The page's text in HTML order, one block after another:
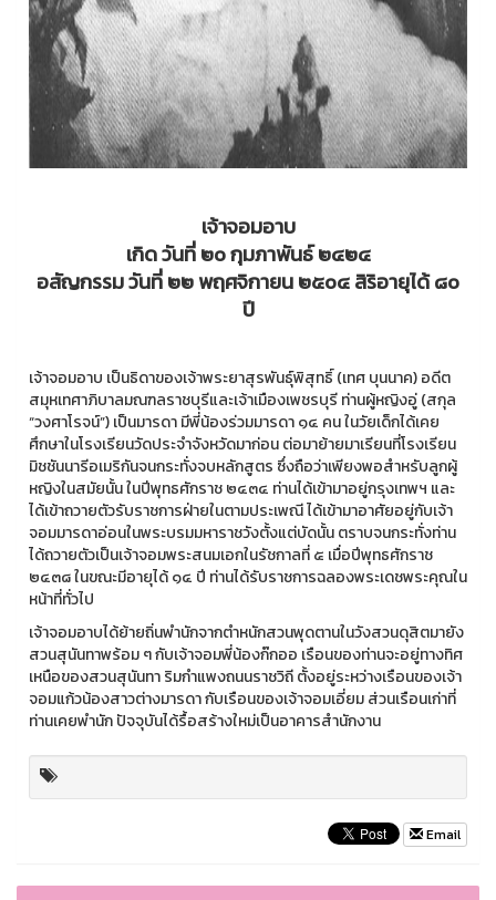
เจ้าจอมอาบ
เกิด วันที่ ๒๐ กุมภาพันธ์ ๒๔๒๔
อสัญกรรม วันที่ ๒๒ พฤศจิกายน ๒๕๐๔ สิริอายุได้ ๘๐
ปี
เจ้าจอมอาบ เป็นธิดาของเจ้าพระยาสุรพันธุ์พิสุทธิ์ (เทศ บุนนาค) อดีต
สมุหเทศาภิบาลมณฑลราชบุรีและเจ้าเมืองเพชรบุรี ท่านผู้หญิงอู่ (สกุล
“วงศาโรจน์”) เป็นมารดา มีพี่น้องร่วมมารดา ๑๔ คน ในวัยเด็กได้เคย
ศึกษาในโรงเรียนวัดประจำจังหวัดมาก่อน ต่อมาย้ายมาเรียนที่โรงเรียน
มิชชันนารีอเมริกันจนกระทั่งจบหลักสูตร ซึ่งถือว่าเพียงพอสำหรับลูกผู้
หญิงในสมัยนั้น ในปีพุทธศักราช ๒๔๓๔ ท่านได้เข้ามาอยู่กรุงเทพฯ และ
ได้เข้าถวายตัวรับราชการฝ่ายในตามประเพณี ได้เข้ามาอาศัยอยู่กับเจ้า
จอมมารดาอ่อนในพระบรมมหาราชวังตั้งแต่บัดนั้น ตราบจนกระทั่งท่าน
ได้ถวายตัวเป็นเจ้าจอมพระสนมเอกในรัชกาลที่ ๕ เมื่อปีพุทธศักราช
๒๔๓๘ ในขณะมีอายุได้ ๑๔ ปี ท่านได้รับราชการฉลองพระเดชพระคุณใน
หน้าที่ทั่วไป
เจ้าจอมอาบได้ย้ายถิ่นพำนักจากตำหนักสวนพุดตานในวังสวนดุสิตมายัง
สวนสุนันทาพร้อม ๆ กับเจ้าจอมพี่น้องก๊กออ เรือนของท่านจะอยู่ทางทิศ
เหนือของสวนสุนันทา ริมกำแพงถนนราชวิถี ตั้งอยู่ระหว่างเรือนของเจ้า
จอมแก้วน้องสาวต่างมารดา กับเรือนของเจ้าจอมเอี่ยม ส่วนเรือนเก่าที่
ท่านเคยพำนัก ปัจจุบันได้รื้อสร้างใหม่เป็นอาคารสำนักงาน
Email